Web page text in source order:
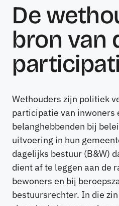
De
bron van
Wethouders zijn politiek
participatie van inwoners
belanghebbenden bij
uitvoering in hun
dagelijks bestuur (B&W)
dient af te leggen aan de
bewoners en bij
bestuursrechter. In die